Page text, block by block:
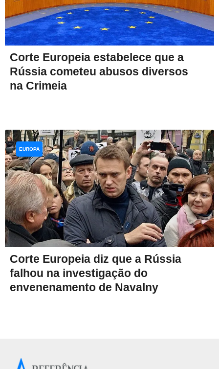
Corte Europeia estabelece que a
Rússia cometeu abusos diversos
na Crimeia
Corte Europeia diz que a Rússia
falhou na investigação do
envenenamento de Navalny
EUROPA